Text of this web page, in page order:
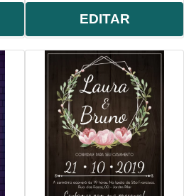
EDITAR